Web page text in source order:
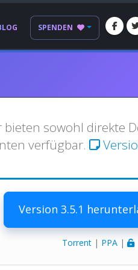
SPENDEN
sowohl direkte
verfügbar.
Version 3.5.1
Torrent | PPA |